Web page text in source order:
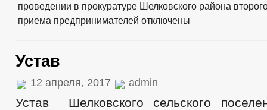
проведении в прокуратуре Шелковского района
приема предпринимателей отключены
Устав
12 апреля, 2017 admin
Устав Шелковского сельского